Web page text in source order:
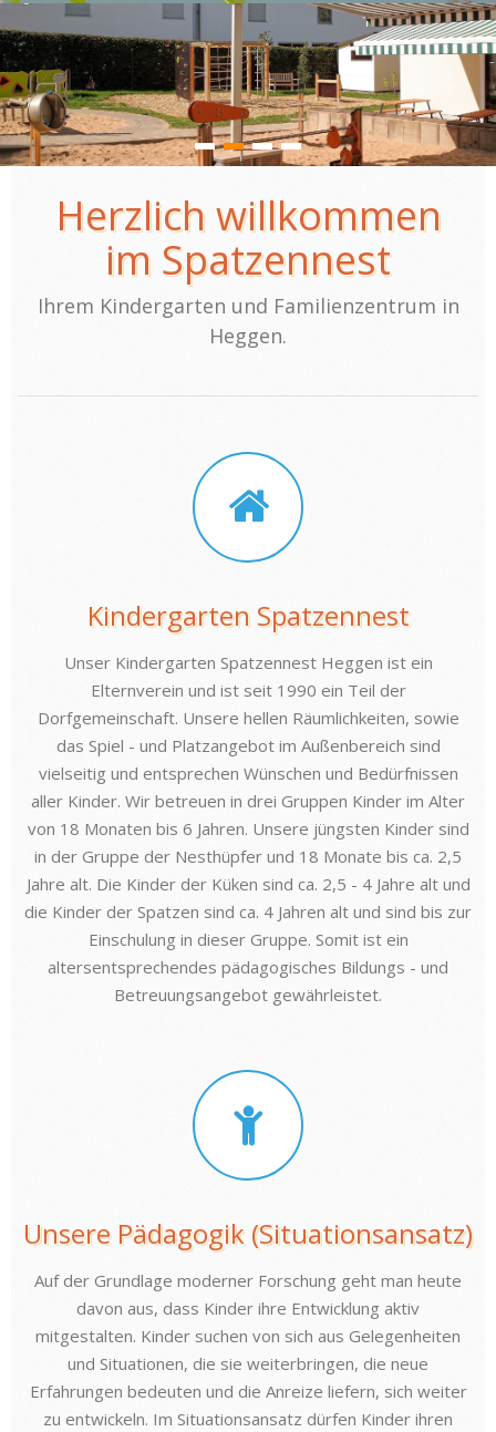
Herzlich willkommen
im Spatzennest
Ihrem Kindergarten und Familienzentrum in
Heggen.
Kindergarten Spatzennest
Unser Kindergarten Spatzennest Heggen ist ein
Elternverein und ist seit 1990 ein Teil der
Dorfgemeinschaft. Unsere hellen Räumlichkeiten, sowie
das Spiel - und Platzangebot im Außenbereich sind
vielseitig und entsprechen Wünschen und Bedürfnissen
aller Kinder. Wir betreuen in drei Gruppen Kinder im Alter
von 18 Monaten bis 6 Jahren. Unsere jüngsten Kinder sind
in der Gruppe der Nesthüpfer und 18 Monate bis ca. 2,5
Jahre alt. Die Kinder der Küken sind ca. 2,5 - 4 Jahre alt und
die Kinder der Spatzen sind ca. 4 Jahren alt und sind bis zur
Einschulung in dieser Gruppe. Somit ist ein
altersentsprechendes pädagogisches Bildungs - und
Betreuungsangebot gewährleistet.
Unsere Pädagogik (Situationsansatz)
Auf der Grundlage moderner Forschung geht man heute
davon aus, dass Kinder ihre Entwicklung aktiv
mitgestalten. Kinder suchen von sich aus Gelegenheiten
und Situationen, die sie weiterbringen, die neue
Erfahrungen bedeuten und die Anreize liefern, sich weiter
zu entwickeln. Im Situationsansatz dürfen Kinder ihren